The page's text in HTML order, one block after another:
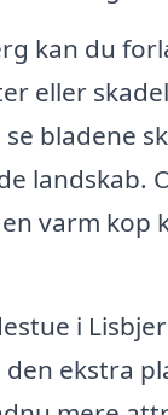
kan du
eller
bladene
landskab.
varm kop
i
ekstra